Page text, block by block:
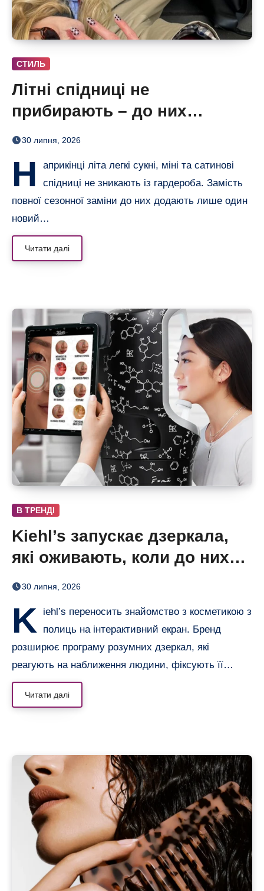
СТИЛЬ
Літні спідниці не
прибирають – до них
додають кольорові колготки
30 липня, 2026
Н
априкінці літа легкі сукні, міні та сатинові
спідниці не зникають із гардероба. Замість
повної сезонної заміни до них додають лише один
новий…
Читати далі
В ТРЕНДІ
Kiehl’s запускає дзеркала,
які оживають, коли до них
підходиш
30 липня, 2026
K
iehl’s переносить знайомство з косметикою з
полиць на інтерактивний екран. Бренд
розширює програму розумних дзеркал, які
реагують на наближення людини, фіксують її…
Читати далі